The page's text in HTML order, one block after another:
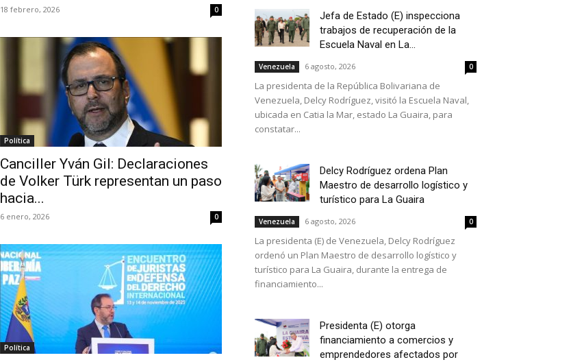
18 febrero, 2026 0
Política
Canciller Yván Gil: Declaraciones
de Volker Türk representan un paso
hacia...
6 enero, 2026 0
Política
Jefa de Estado (E) inspecciona
trabajos de recuperación de la
Escuela Naval en La...
Venezuela 6 agosto, 2026 0
La presidenta de la República Bolivariana de
Venezuela, Delcy Rodríguez, visitó la Escuela Naval,
ubicada en Catia la Mar, estado La Guaira, para
constatar...
Delcy Rodríguez ordena Plan
Maestro de desarrollo logístico y
turístico para La Guaira
Venezuela 6 agosto, 2026 0
La presidenta (E) de Venezuela, Delcy Rodríguez
ordenó un Plan Maestro de desarrollo logístico y
turístico para La Guaira, durante la entrega de
financiamiento...
Presidenta (E) otorga
financiamiento a comercios y
emprendedores afectados por